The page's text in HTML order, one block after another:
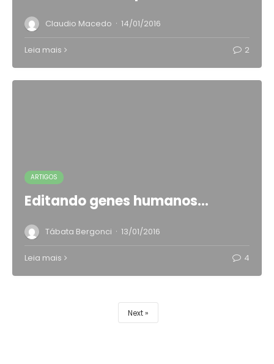
Claudio Macedo · 14/01/2016
Leia mais 2
ARTIGOS
Editando genes humanos…
Tábata Bergonci · 13/01/2016
Leia mais 4
Next